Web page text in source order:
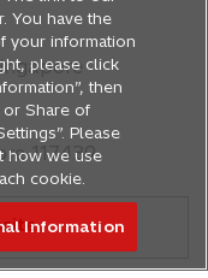
i
n
a
n
e
w
t
a
b
117439
You have the
your information
please click
then
or Share of
Please
how we use
cookie.
Information